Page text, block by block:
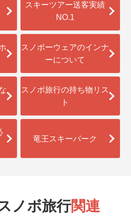
スキーツアー送客実績
NO.1
スノボーウェアのインナ
ーについて
スノボ旅行の持ち物リス
ト
竜王スキーパーク
ノボ旅行関連